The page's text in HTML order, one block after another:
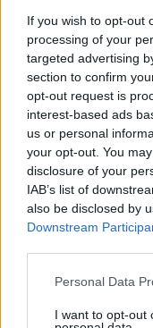
If you wish to opt-out
processing of your
targeted advertising
section to confirm
opt-out request is
interest-based ads
us or personal
your opt-out. You
disclosure of your
IAB’s list of
also be disclosed by
Downstream
Please note that this
not limited to your
Personal Data
I want to opt-out
τον στόχο θα μένει
άλλο όπλο από το
τα στοιχεία μέσω
καταστρέψει. Και
πολύ σημαντικό να
καλύτερο όπλο θα
έδαφος, ή ένα 76άρι
Για τα δε MALE UAVs/
με μεγαλύτερα
τους τα καθιστά
Ωστόσο το κόστος
που μπορούν να